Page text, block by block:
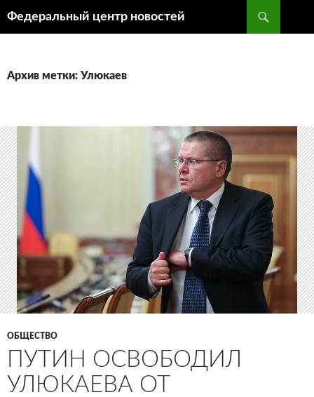
Федеральный центр новостей
Архив метки: Улюкаев
ОБЩЕСТВО
ПУТИН ОСВОБОДИЛ
УЛЮКАЕВА ОТ